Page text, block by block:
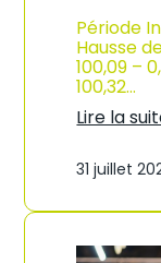
Période
Hausse
100,09 –
100,32…
Lire la
31 juillet